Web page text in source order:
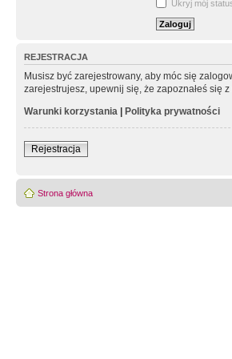
Ukryj mój
REJESTRACJA
Musisz być zarejestrowany, aby móc się
zarejestrujesz, upewnij się, że zapoznałeś się
Warunki korzystania | Polityka prywatności
Rejestracja
Strona główna